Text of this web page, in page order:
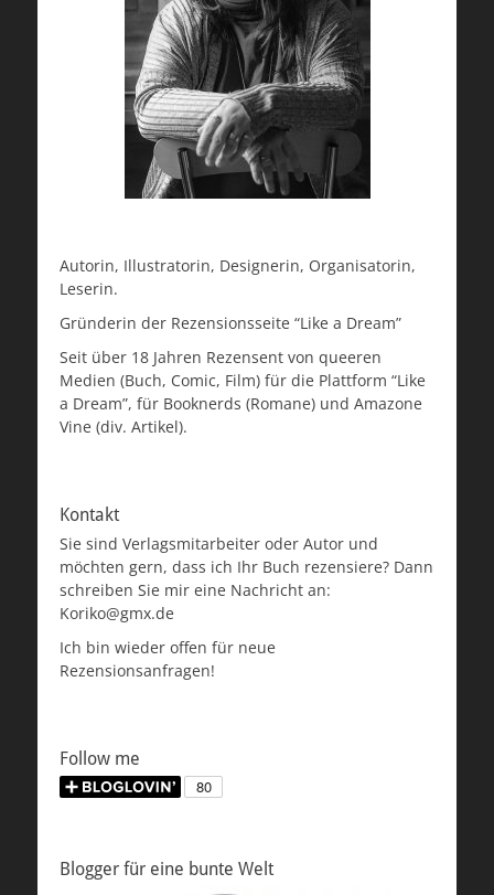
Autorin, Illustratorin, Designerin, Organisatorin,
Leserin.
Gründerin der Rezensionsseite “Like a Dream”
Seit über 18 Jahren Rezensent von queeren
Medien (Buch, Comic, Film) für die Plattform “Like
a Dream”, für Booknerds (Romane) und Amazone
Vine (div. Artikel).
Kontakt
Sie sind Verlagsmitarbeiter oder Autor und
möchten gern, dass ich Ihr Buch rezensiere? Dann
schreiben Sie mir eine Nachricht an:
Koriko@gmx.de
Ich bin wieder offen für neue
Rezensionsanfragen!
Follow me
Blogger für eine bunte Welt